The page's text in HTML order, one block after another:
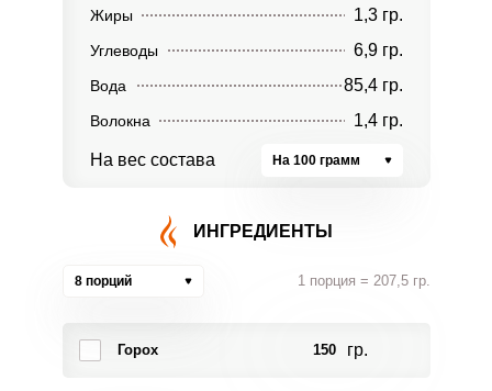
Жиры 1,3 гр.
Углеводы 6,9 гр.
Вода 85,4 гр.
Волокна 1,4 гр.
На вес состава На 100 грамм
ИНГРЕДИЕНТЫ
8 порций 1 порция = 207,5 гр.
Горох 150 гр.